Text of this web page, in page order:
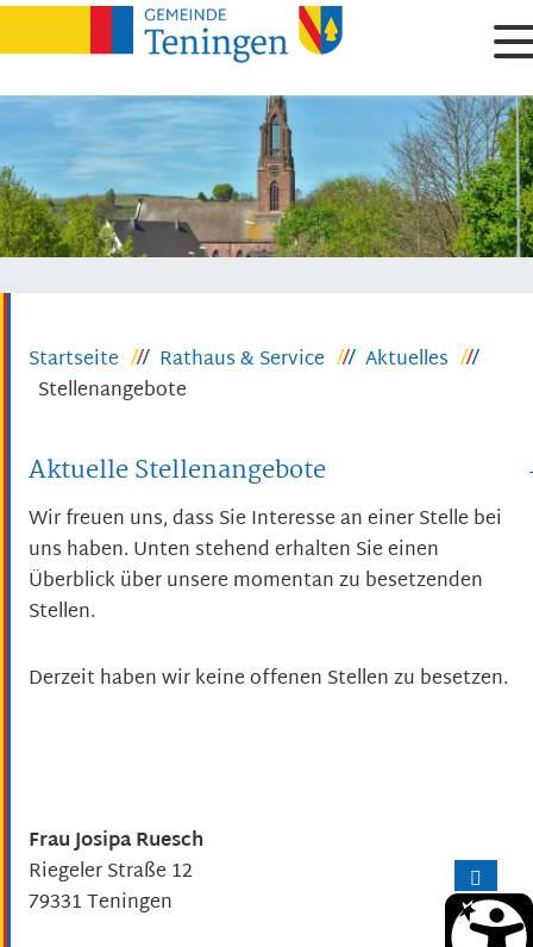
Startseite Rathaus & Service
Aktuelles
Stellenangebote
Aktuelle Stellenangebote
Wir freuen uns, dass Sie Interesse an einer Stelle bei
uns haben. Unten stehend erhalten Sie einen
Überblick über unsere momentan zu besetzenden
Stellen.
Derzeit haben wir keine offenen Stellen zu besetzen.
FrauJosipaRuesch
Riegeler Straße 12
79331Teningen